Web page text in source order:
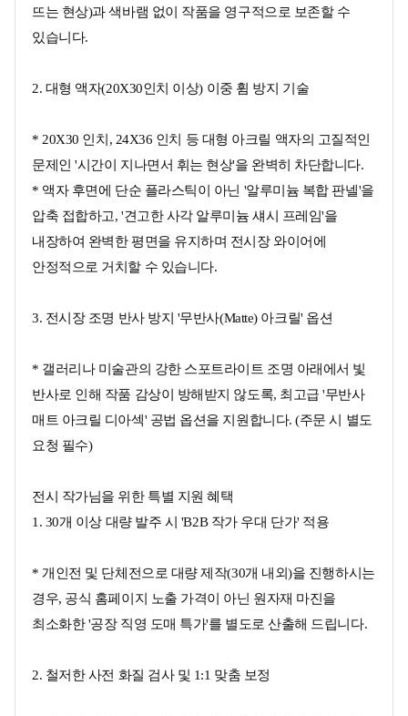
뜨는 현상)과 색바램 없이 작품을 영구적으로 보존할 수
있습니다.
2. 대형 액자(20X30인치 이상) 이중 휨 방지 기술
* 20X30 인치, 24X36 인치 등 대형 아크릴 액자의 고질적인
문제인 '시간이 지나면서 휘는 현상'을 완벽히 차단합니다.
* 액자 후면에 단순 플라스틱이 아닌 '알루미늄 복합 판넬'을
압축 접합하고, '견고한 사각 알루미늄 섀시 프레임'을
내장하여 완벽한 평면을 유지하며 전시장 와이어에
안정적으로 거치할 수 있습니다.
3. 전시장 조명 반사 방지 '무반사(Matte) 아크릴' 옵션
* 갤러리나 미술관의 강한 스포트라이트 조명 아래에서 빛
반사로 인해 작품 감상이 방해받지 않도록, 최고급 '무반사
매트 아크릴 디아섹' 공법 옵션을 지원합니다. (주문 시 별도
요청 필수)
전시 작가님을 위한 특별 지원 혜택
1. 30개 이상 대량 발주 시 'B2B 작가 우대 단가' 적용
* 개인전 및 단체전으로 대량 제작(30개 내외)을 진행하시는
경우, 공식 홈페이지 노출 가격이 아닌 원자재 마진을
최소화한 '공장 직영 도매 특가'를 별도로 산출해 드립니다.
2. 철저한 사전 화질 검사 및 1:1 맞춤 보정